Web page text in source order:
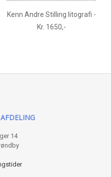
Kenn Andre Stilling litografi -
Kr. 1650,-
14